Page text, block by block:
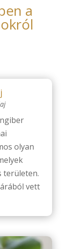
a
olyan
területen.
vett